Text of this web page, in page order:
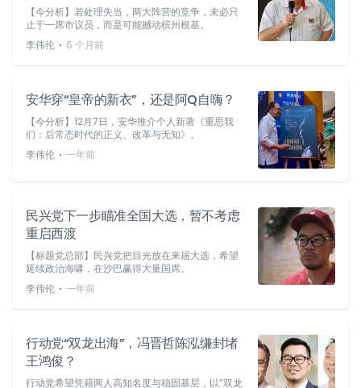
【今分析】若处理失当，两大阵营的竞争，未必只
止于一席市议员，而是可能撼动槟州根基。
李伟伦 ⋅ 6 个月前
安华穿“皇帝的新衣”，还是阿Q自嗨？
【今分析】12月7日，安华推介个人新著《重思我
们：后常态时代的正义、改革与无知》。
李伟伦 ⋅ 一年前
民兴党下一步瞄准全国大选，暂不考虑
重启西渡
【标题党总部】民兴党把目光放在来届大选，希望
延续政治海啸，在沙巴赢得大量国席。
李伟伦 ⋅ 一年前
行动党“双龙出海”，冯晋哲陈泓缣封堵
王鸿俊？
行动党希望凭藉两人高知名度与稳固基层，以“双龙